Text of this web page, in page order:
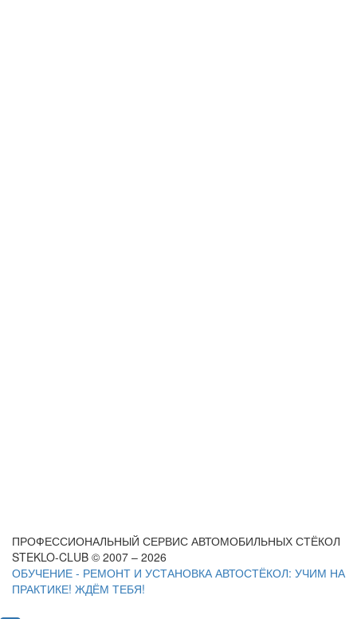
ПРОФЕССИОНАЛЬНЫЙ СЕРВИС АВТОМОБИЛЬНЫХ СТЁКОЛ
STEKLO-CLUB © 2007 – 2026
ОБУЧЕНИЕ - РЕМОНТ И УСТАНОВКА АВТОСТЁКОЛ: УЧИМ НА
ПРАКТИКЕ! ЖДЁМ ТЕБЯ!